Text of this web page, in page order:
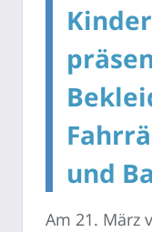
und
Am 21. März